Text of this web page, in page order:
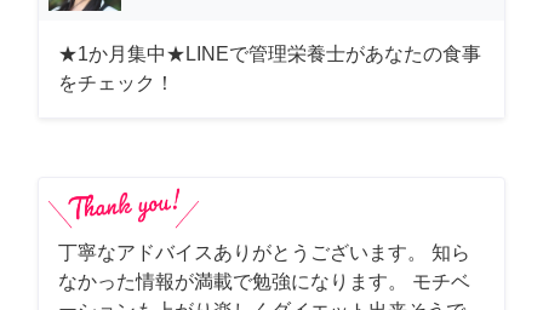
★1か月集中★LINEで管理栄養士があなたの食事
をチェック！
丁寧なアドバイスありがとうございます。 知ら
なかった情報が満載で勉強になります。 モチベ